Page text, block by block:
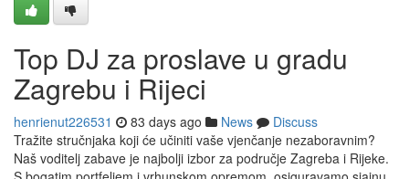
Top DJ za proslave u gradu
Zagrebu i Rijeci
henrienut226531 83 days ago News
Discuss
Tražite stručnjaka koji će učiniti vaše vjenčanje nezaboravnim?
Naš voditelj zabave je najbolji izbor za područje Zagreba i Rijeke.